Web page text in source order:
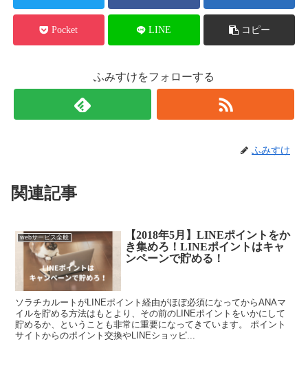
Pocket LINE コピー
ふみすけをフォローする
ふみすけ
関連記事
webサービス全般
【2018年5月】LINEポイントをか
き集めろ！LINEポイントはキャ
ンペーンで貯める！
ソラチカルートがLINEポイント経由がほぼ必須になってからANAマ
イルを貯める方法はもとより、その前のLINEポイントをいかにして
貯めるか、ということも非常に重要になってきています。 ポイント
サイトからのポイント交換やLINEショッピ...